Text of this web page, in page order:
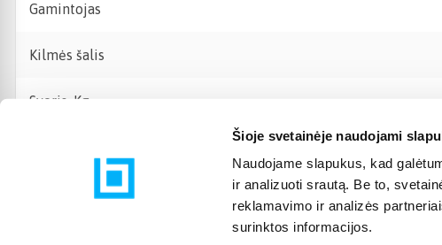
Šioje svetainėje naudojami
Naudojame slapukus, kad
ir analizuoti srautą. Be to,
reklamavimo ir analizės
surinktos informacijos.
Gamintojas
Kilmės šalis
Svoris, Kg